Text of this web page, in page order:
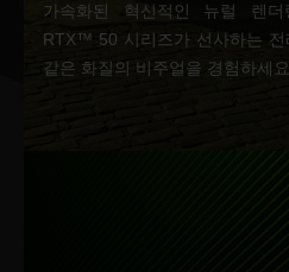
가속화된 혁신적인 뉴럴 렌
RTX™ 50 시리즈가 선사하는
같은 화질의 비주얼을 경험하세요.